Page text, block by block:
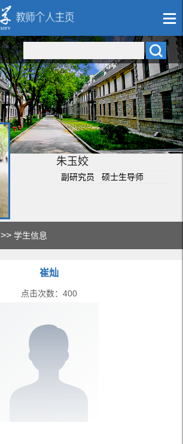
朱玉姣
副研究员 硕士生导师
>>学生信息
崔灿
点击次数： 400